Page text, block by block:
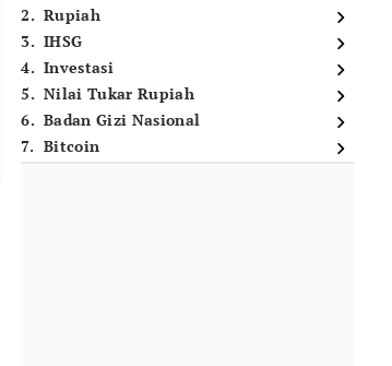
2. Rupiah
3. IHSG
4. Investasi
5. Nilai Tukar Rupiah
6. Badan Gizi Nasional
7. Bitcoin